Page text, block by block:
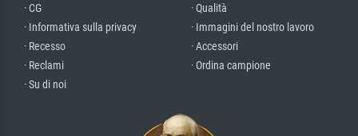
· CG
· Informativa sulla privacy
· Recesso
· Reclami
· Su di noi
· Qualità
· Immagini del nostro lavoro
· Accessori
· Ordina campione